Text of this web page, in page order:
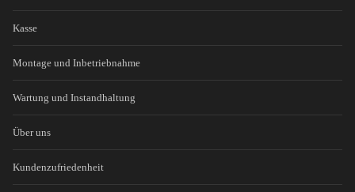
Kasse
Montage und Inbetriebnahme
Wartung und Instandhaltung
Über uns
Kundenzufriedenheit